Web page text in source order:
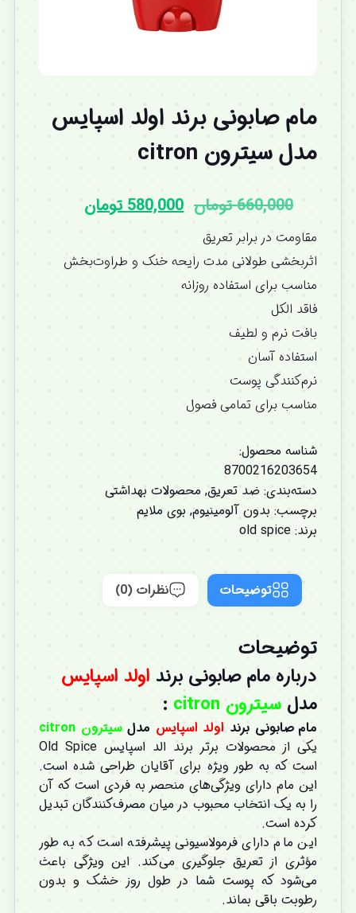
مام صابونی برند اولد اسپایس
مدل سیترون citron
660,000تومان 580,000تومان
مقاومت در برابر تعریق
اثربخشی طولانی مدت رایحه خنک و طراوت‌بخش
مناسب برای استفاده روزانه
فاقد الکل
بافت نرم و لطیف
استفاده آسان
نرم‌کنندگی پوست
مناسب برای تمامی فصول
شناسه محصول:
8700216203654
دسته‌بندی: ضد تعریق, محصولات بهداشتی
برچسب: بدون آلومینیوم, بوی ملایم
برند: old spice
توضیحات نظرات (0)
توضیحات
درباره مام صابونی برند اولد اسپایس
مدل سیترون citron :
مام صابونی برند اولد اسپایس مدلسیترون citron
یکی از محصولات برتر برند الد اسپایس Old Spice
است که به طور ویژه برای آقایان طراحی شده است.
این مام دارای ویژگی‌های منحصر به فردی است که آن
را به یک انتخاب محبوب در میان مصرف‌کنندگان تبدیل
کرده است.
این مام دارای فرمولاسیونی پیشرفته است که به طور
مؤثری از تعریق جلوگیری می‌کند. این ویژگی باعث
می‌شود که پوست شما در طول روز خشک و بدون
رطوبت باقی بماند.